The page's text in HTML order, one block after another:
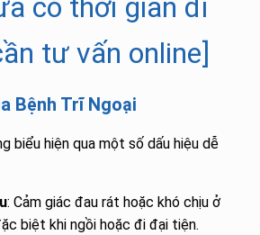
có thời gian đi
tư vấn online]
Bệnh Trĩ Ngoại
biểu hiện qua một số dấu hiệu dễ
: Cảm giác đau rát hoặc khó chịu ở
biệt khi ngồi hoặc đi đại tiện.